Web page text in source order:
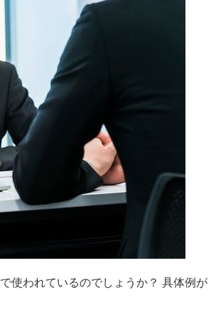
使われているのでしょうか？ 具体例が